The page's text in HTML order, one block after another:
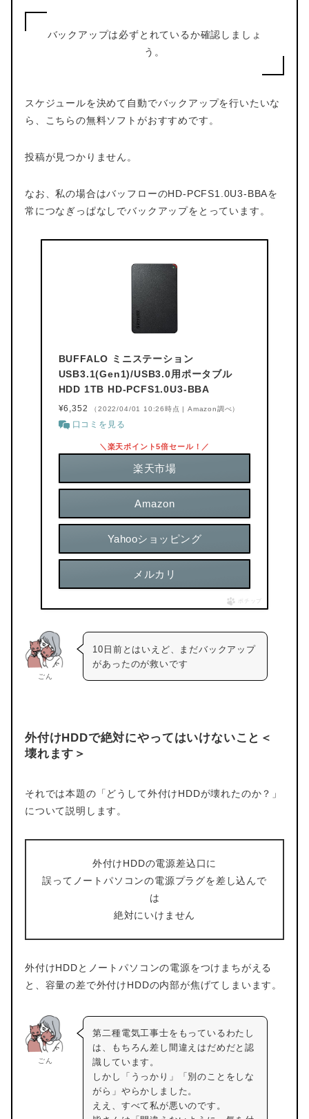
バックアップは必ずとれているか確認しましょ
う。
スケジュールを決めて自動でバックアップを行いたいな
ら、こちらの無料ソフトがおすすめです。
投稿が見つかりません。
なお、私の場合はバッフローのHD-PCFS1.0U3-BBAを
常につなぎっぱなしでバックアップをとっています。
BUFFALO ミニステーション
USB3.1(Gen1)/USB3.0用ポータブル
HDD 1TB HD-PCFS1.0U3-BBA
¥6,352 （2022/04/01 10:26時点 | Amazon調べ）
口コミを見る
Amazon
＼楽天ポイント5倍セール！／
楽天市場
Yahooショッピング
メルカリ
ポチップ
ごん
10日前とはいえど、まだバックアップ
があったのが救いです
外付けHDDで絶対にやってはいけないこと＜
壊れます＞
それでは本題の「どうして外付けHDDが壊れたのか？」
について説明します。
外付けHDDの電源差込口に
誤ってノートパソコンの電源プラグを差し込んで
は
絶対にいけません
外付けHDDとノートパソコンの電源をつけまちがえる
と、容量の差で外付けHDDの内部が焦げてしまいます。
ごん
第二種電気工事士をもっているわたし
は、もちろん差し間違えはだめだと認
識しています。
しかし「うっかり」「別のことをしな
がら」やらかしました。
ええ、すべて私が悪いのです。